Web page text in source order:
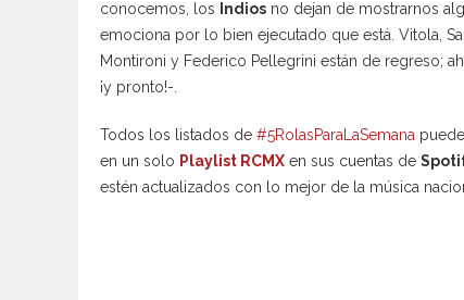
conocemos, los
Indios no dejan de mostrarnos
emociona por lo bien ejecutado que está. Vitola,
Montironi y Federico Pellegrini están de regreso;
¡y pronto!-.
Todos los listados de #5RolasParaLaSemana
en un solo Playlist RCMX en sus cuentas de
estén actualizados con lo mejor de la música